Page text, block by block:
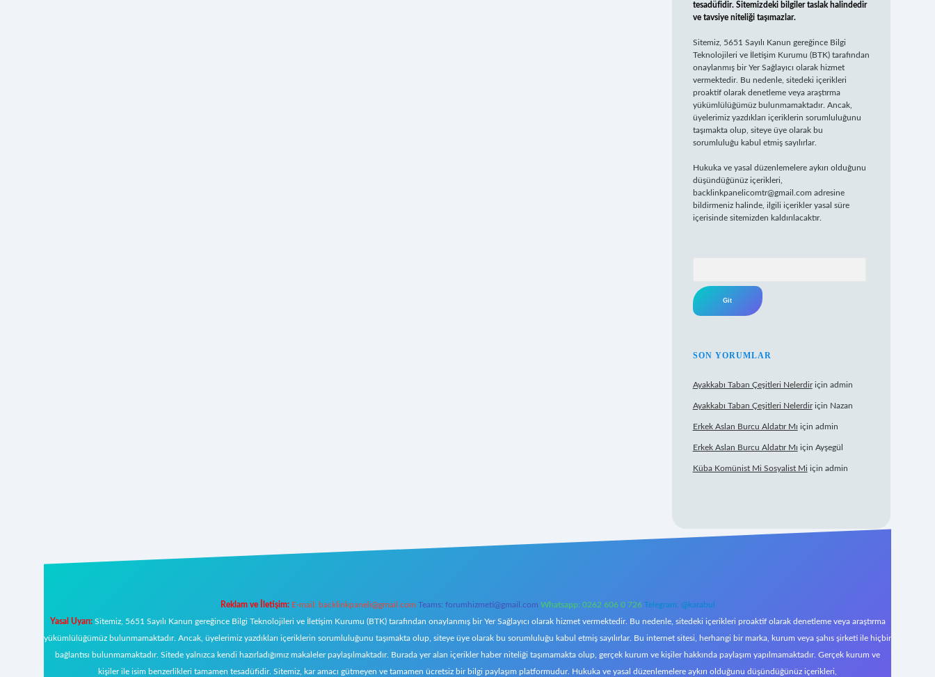
tesadüfidir. Sitemizdeki bilgiler taslak halindedir
ve tavsiye niteliği taşımazlar.
Sitemiz, 5651 Sayılı Kanun gereğince Bilgi
Teknolojileri ve İletişim Kurumu (BTK) tarafından
onaylanmış bir Yer Sağlayıcı olarak hizmet
vermektedir. Bu nedenle, sitedeki içerikleri
proaktif olarak denetleme veya araştırma
yükümlülüğümüz bulunmamaktadır. Ancak,
üyelerimiz yazdıkları içeriklerin sorumluluğunu
taşımakta olup, siteye üye olarak bu
sorumluluğu kabul etmiş sayılırlar.
Hukuka ve yasal düzenlemelere aykırı olduğunu
düşündüğünüz içerikleri,
backlinkpanelicomtr@gmail.com adresine
bildirmeniz halinde, ilgili içerikler yasal süre
içerisinde sitemizden kaldırılacaktır.
SON YORUMLAR
Ayakkabı Taban Çeşitleri Nelerdiriçin admin
Ayakkabı Taban Çeşitleri Nelerdiriçin Nazan
Erkek Aslan Burcu Aldatır Mı için admin
Erkek Aslan Burcu Aldatır Mı için Ayşegül
Küba Komünist Mi Sosyalist Mi için admin
Reklam ve İletişim: E-mail: backlinkpaneli@gmail.com Teams: forumhizmeti@gmail.com Whatsapp: 0262 606 0 726 Telegram: @karabul
Yasal Uyarı:Sitemiz, 5651 Sayılı Kanun gereğince Bilgi Teknolojileri ve İletişim Kurumu (BTK) tarafından onaylanmış bir Yer Sağlayıcı olarak hizmet vermektedir. Bu nedenle, sitedeki içerikleri proaktif olarak denetleme veya araştırma
yükümlülüğümüz bulunmamaktadır. Ancak, üyelerimiz yazdıkları içeriklerin sorumluluğunu taşımakta olup, siteye üye olarak bu sorumluluğu kabul etmiş sayılırlar. Bu internet sitesi, herhangi bir marka, kurum veya şahıs şirketi ile hiçbir
bağlantısı bulunmamaktadır. Sitede yalnızca kendi hazırladığımız makaleler paylaşılmaktadır. Burada yer alan içerikler haber niteliği taşımamakta olup, gerçek kurum ve kişiler hakkında paylaşım yapılmamaktadır. Gerçek kurum ve
kişiler ile isim benzerlikleri tamamen tesadüfidir. Sitemiz, kar amacı gütmeyen ve tamamen ücretsiz bir bilgi paylaşım platformudur. Hukuka ve yasal düzenlemelere aykırı olduğunu düşündüğünüz içerikleri,